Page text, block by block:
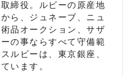
締役。ルビーの原産地
ら、ジュネーブ、ニュ
品オークション、サザ
の事ならすべて守備範
ルビーは、東京銀座、
います。